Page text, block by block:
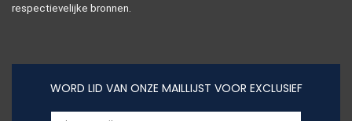
respectievelijke bronnen.
WORD LID VAN ONZE MAILLIJST VOOR EXCLUSIEF